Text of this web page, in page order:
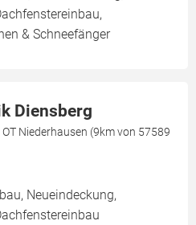
& Schneefänger
Diensberg
Niederhausen (9km von 57589
Neueindeckung,